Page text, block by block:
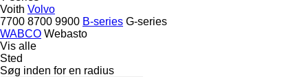
Voith Volvo
7700 8700 9900 B-series G-series
WABCO Webasto
Vis alle
Sted
Søg inden for en radius